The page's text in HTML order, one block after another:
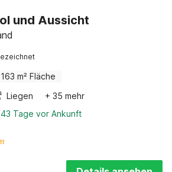
und Aussicht
163 m² Fläche
Liegen
+ 35 mehr
Tage vor Ankunft